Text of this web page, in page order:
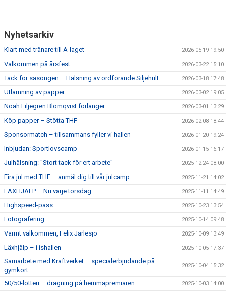
PROFILKLÄDER
BILDGALLERI
TRISSBOLAGET
DOKUMENT
FÖRSÄKRING
Nyhetsarkiv
Klart med tränare till A-laget 2026-05-19 19:50
Välkommen på årsfest 2026-03-22 15:10
Tack för säsongen – Hälsning av ordförande Siljehult 2026-03-18 17:48
Utlämning av papper 2026-03-02 19:05
Noah Liljegren Blomqvist förlänger 2026-03-01 13:29
Köp papper – Stötta THF 2026-02-08 18:44
Sponsormatch – tillsammans fyller vi hallen 2026-01-20 19:24
Inbjudan: Sportlovscamp 2026-01-15 16:17
Julhälsning: "Stort tack för ert arbete" 2025-12-24 08:00
Fira jul med THF – anmäl dig till vår julcamp 2025-11-21 14:02
LÄXHJÄLP – Nu varje torsdag 2025-11-11 14:49
Highspeed-pass 2025-10-23 13:54
Fotografering 2025-10-14 09:48
Varmt välkommen, Felix Järlesjö 2025-10-09 13:49
Läxhjälp – i ishallen 2025-10-05 17:37
Samarbete med Kraftverket – specialerbjudande på
gymkort
2025-10-04 15:32
50/50-lotteri – dragning på hemmapremiären 2025-10-03 14:00